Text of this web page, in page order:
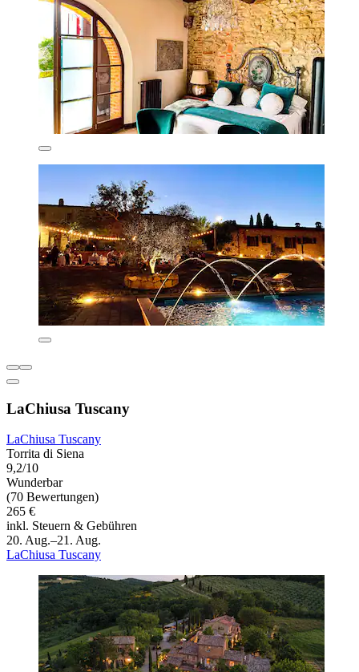
LaChiusa Tuscany
LaChiusa Tuscany
Torrita di Siena
9,2/10
Wunderbar
(70 Bewertungen)
265 €
inkl. Steuern & Gebühren
20. Aug.–21. Aug.
LaChiusa Tuscany